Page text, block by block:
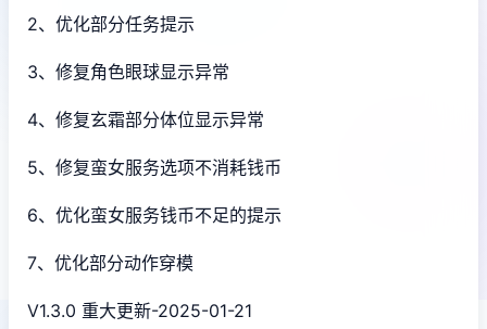
2、优化部分任务提示
3、修复角色眼球显示异常
4、修复玄霜部分体位显示异常
5、修复蛮女服务选项不消耗钱币
6、优化蛮女服务钱币不足的提示
7、优化部分动作穿模
V1.3.0 重大更新-2025-01-21